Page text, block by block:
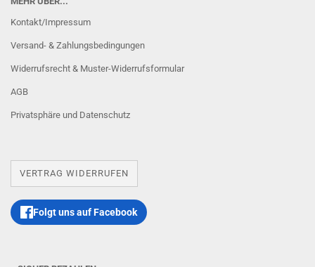
Kontakt/Impressum
Versand- & Zahlungsbedingungen
Widerrufsrecht & Muster-Widerrufsformular
AGB
Privatsphäre und Datenschutz
VERTRAG WIDERRUFEN
Folgt uns auf Facebook